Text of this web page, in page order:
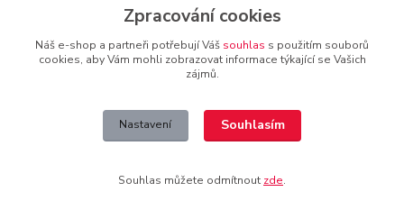
Kamenná prodejna a poslechová studia
1000ce spokojených zákazníků
Osobní péče a přístup majitelů
Výborná dostupnost autem i městskou dopravou
Zpracování cookies
Náš e-shop a partneři potřebují Váš souhlas s použitím souborů
cookies, aby Vám mohli zobrazovat informace týkající se Vašich
zájmů.
Nastavení Souhlasím
Souhlas můžete odmítnout zde.